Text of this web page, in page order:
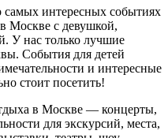
интересных событиях
Москве с девушкой,
У нас только лучшие
События для детей
и интересные
стоит посетить!
в Москве — концерты,
для экскурсий, места,